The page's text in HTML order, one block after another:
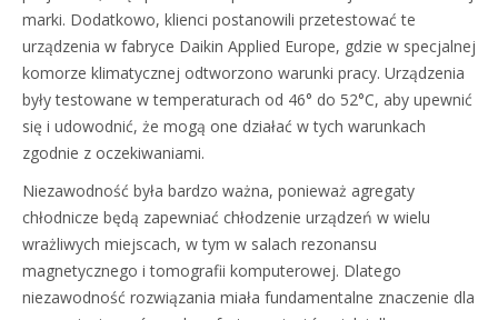
marki. Dodatkowo, klienci postanowili przetestować te
urządzenia w fabryce Daikin Applied Europe, gdzie w specjalnej
komorze klimatycznej odtworzono warunki pracy. Urządzenia
były testowane w temperaturach od 46° do 52°C, aby upewnić
się i udowodnić, że mogą one działać w tych warunkach
zgodnie z oczekiwaniami.
Niezawodność była bardzo ważna, ponieważ agregaty
chłodnicze będą zapewniać chłodzenie urządzeń w wielu
wrażliwych miejscach, w tym w salach rezonansu
magnetycznego i tomografii komputerowej. Dlatego
niezawodność rozwiązania miała fundamentalne znaczenie dla